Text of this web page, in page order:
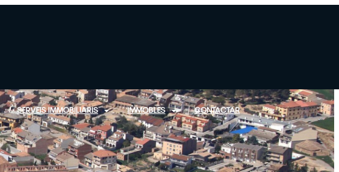
SERVEIS IMMOBILIARIS IMMOBLES CONTACTAR